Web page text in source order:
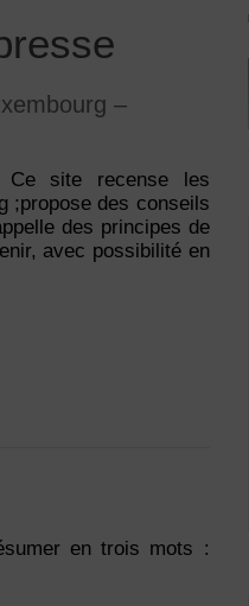
–
Ce site recense les
;propose des conseils
des principes de
avec possibilité en
en trois mots :